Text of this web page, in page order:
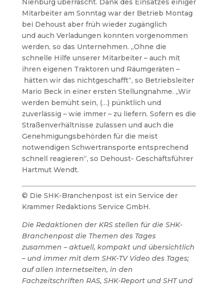
Nienburg überrascht. Dank des Einsatzes einiger
Mitarbeiter am Sonntag war der Betrieb Montag
bei Dehoust aber früh wieder zugänglich
und auch Verladungen konnten vorgenommen
werden, so das Unternehmen. „Ohne die
schnelle Hilfe unserer Mitarbeiter – auch mit
ihren eigenen Traktoren und Räumgeräten –
hätten wir das nichtgeschafft“, so Betriebsleiter
Mario Beck in einer ersten Stellungnahme. „Wir
werden bemüht sein, (…) pünktlich und
zuverlässig – wie immer – zu liefern. Sofern es die
Straßenverhältnisse zulassen und auch die
Genehmigungsbehörden für die meist
notwendigen Schwertransporte entsprechend
schnell reagieren“, so Dehoust- Geschäftsführer
Hartmut Wendt.
© Die SHK-Branchenpost ist ein Service der
Krammer Redaktions Service GmbH.
Die Redaktionen der KRS stellen für die SHK-
Branchenpost die Themen des Tages
zusammen – aktuell, kompakt und übersichtlich
– und immer mit dem SHK-TV Video des Tages;
auf allen Internetseiten, in den
Fachzeitschriften RAS, SHK-Report und SHT und